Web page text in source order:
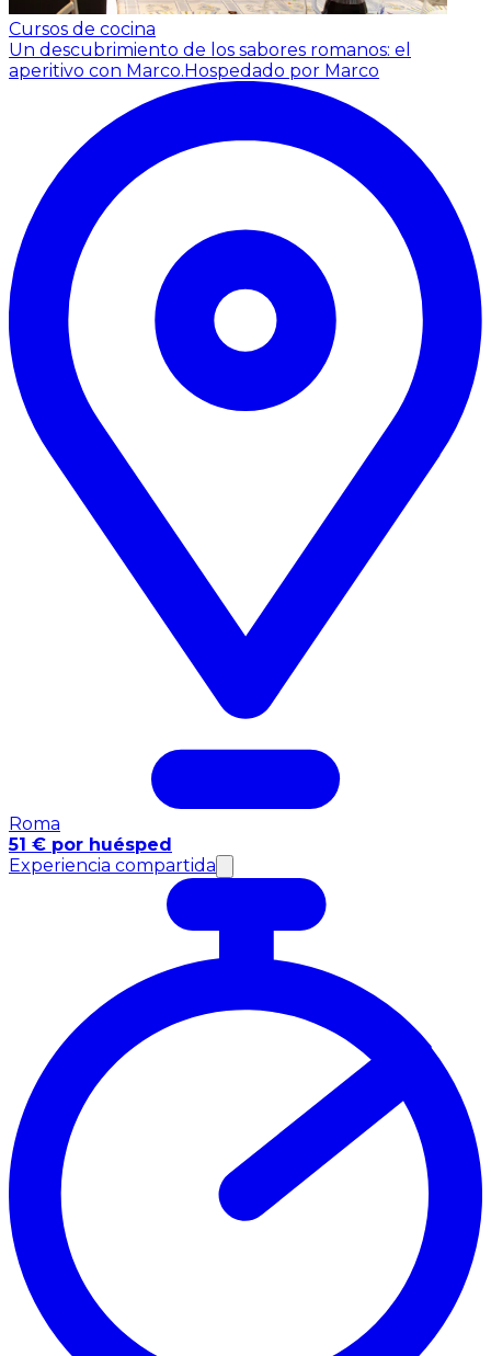
Cursos de cocina
Un descubrimiento de los sabores romanos: el
aperitivo con Marco. Hospedado por Marco
Roma
51 € por huésped
Experiencia compartida